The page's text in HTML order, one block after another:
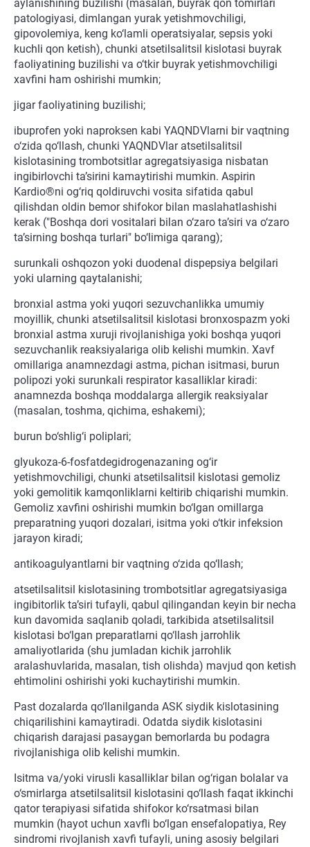
aylanishining buzilishi (masalan, buyrak qon tomirlari
patologiyasi, dimlangan yurak yetishmovchiligi,
gipovolemiya, keng ko‘lamli operatsiyalar, sepsis yoki
kuchli qon ketish), chunki atsetilsalitsil kislotasi buyrak
faoliyatining buzilishi va o‘tkir buyrak yetishmovchiligi
xavfini ham oshirishi mumkin;
jigar faoliyatining buzilishi;
ibuprofen yoki naproksen kabi YAQNDVlarni bir vaqtning
o‘zida qo‘llash, chunki YAQNDVlar atsetilsalitsil
kislotasining trombotsitlar agregatsiyasiga nisbatan
ingibirlovchi ta’sirini kamaytirishi mumkin. Aspirin
Kardio®ni og‘riq qoldiruvchi vosita sifatida qabul
qilishdan oldin bemor shifokor bilan maslahatlashishi
kerak ("Boshqa dori vositalari bilan o‘zaro ta’siri va o‘zaro
ta’sirning boshqa turlari" bo‘limiga qarang);
surunkali oshqozon yoki duodenal dispepsiya belgilari
yoki ularning qaytalanishi;
bronxial astma yoki yuqori sezuvchanlikka umumiy
moyillik, chunki atsetilsalitsil kislotasi bronxospazm yoki
bronxial astma xuruji rivojlanishiga yoki boshqa yuqori
sezuvchanlik reaksiyalariga olib kelishi mumkin. Xavf
omillariga anamnezdagi astma, pichan isitmasi, burun
polipozi yoki surunkali respirator kasalliklar kiradi:
anamnezda boshqa moddalarga allergik reaksiyalar
(masalan, toshma, qichima, eshakemi);
burun bo‘shlig‘i poliplari;
glyukoza-6-fosfatdegidrogenazaning og‘ir
yetishmovchiligi, chunki atsetilsalitsil kislotasi gemoliz
yoki gemolitik kamqonliklarni keltirib chiqarishi mumkin.
Gemoliz xavfini oshirishi mumkin bo‘lgan omillarga
preparatning yuqori dozalari, isitma yoki o‘tkir infeksion
jarayon kiradi;
antikoagulyantlarni bir vaqtning o‘zida qo‘llash;
atsetilsalitsil kislotasining trombotsitlar agregatsiyasiga
ingibitorlik ta’siri tufayli, qabul qilingandan keyin bir necha
kun davomida saqlanib qoladi, tarkibida atsetilsalitsil
kislotasi bo‘lgan preparatlarni qo‘llash jarrohlik
amaliyotlarida (shu jumladan kichik jarrohlik
aralashuvlarida, masalan, tish olishda) mavjud qon ketish
ehtimolini oshirishi yoki kuchaytirishi mumkin.
Past dozalarda qo‘llanilganda ASK siydik kislotasining
chiqarilishini kamaytiradi. Odatda siydik kislotasini
chiqarish darajasi pasaygan bemorlarda bu podagra
rivojlanishiga olib kelishi mumkin.
Isitma va/yoki virusli kasalliklar bilan og‘rigan bolalar va
o‘smirlarga atsetilsalitsil kislotasini qo‘llash faqat ikkinchi
qator terapiyasi sifatida shifokor ko‘rsatmasi bilan
mumkin (hayot uchun xavfli bo‘lgan ensefalopatiya, Rey
sindromi rivojlanish xavfi tufayli, uning asosiy belgilari